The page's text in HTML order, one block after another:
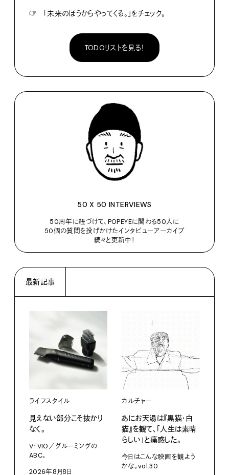
☞
「未来のほうからやってくる。」をチェック。
TODOリストを見る！
50 X 50 INTERVIEWS
50周年に紐づけて、POPEYEに関わる50人に
50個の質問を投げかけたインタビューアーカイブ
続々と更新中！
最新記事
ライフスタイル
見えない部分こそ抜かり
なく。
V・VIO／グルーミングの
ABC。
2026年8月8日
カルチャー
あにお天湯は『黒猫・白
猫』を観て、「人生は素晴
らしい」と痛感した。
今日はこんな映画を観よう
かな。vol.30